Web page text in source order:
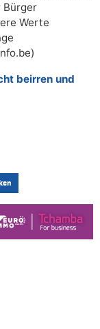
Bürger
Werte
beirren und